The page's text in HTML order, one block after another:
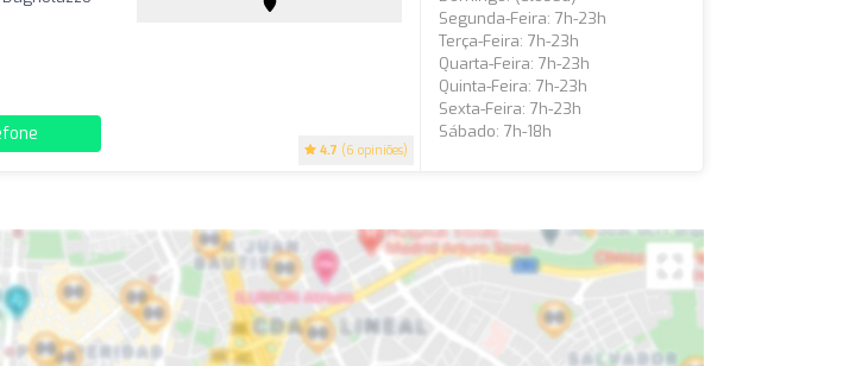
4.7 (6 opiniões)
Segunda-Feira: 7h-23h
Terça-Feira: 7h-23h
Quarta-Feira: 7h-23h
Quinta-Feira: 7h-23h
Sexta-Feira: 7h-23h
Sábado: 7h-18h